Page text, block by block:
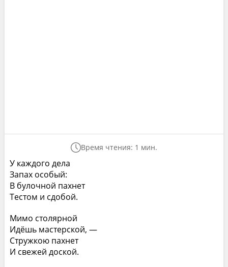
Время чтения: 1 мин.
У каждого дела
Запах особый:
В булочной пахнет
Тестом и сдобой.
Мимо столярной
Идёшь мастерской, —
Стружкою пахнет
И свежей доской.